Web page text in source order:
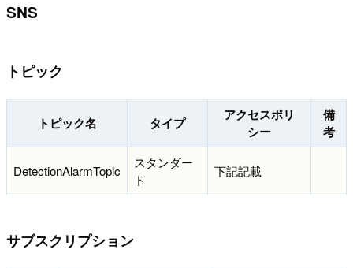
SNS
トピック
トピック名 タイプ
アクセスポリ
シー
備
考
DetectionAlarmTopic
スタンダー
ド
下記記載
サブスクリプション